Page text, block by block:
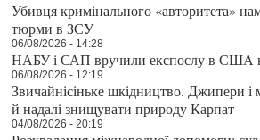
Убивця кримінального «авторитета»
тюрми в ЗСУ
06/08/2026 - 14:28
НАБУ і САП вручили експослу в США
06/08/2026 - 12:19
Звичайнісіньке шкідництво. Джипери і
й надалі знищувати природу Карпат
04/08/2026 - 20:19